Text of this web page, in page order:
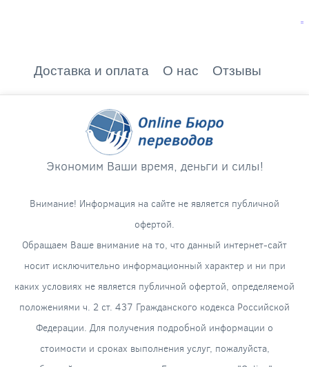
Доставка и оплата О нас Отзывы
Экономим Ваши время, деньги и силы!
Внимание! Информация на сайте не является публичной
офертой.
Обращаем Ваше внимание на то, что данный интернет-сайт
носит исключительно информационный характер и ни при
каких условиях не является публичной офертой, определяемой
положениями ч. 2 ст. 437 Гражданского кодекса Российской
Федерации. Для получения подробной информации о
стоимости и сроках выполнения услуг, пожалуйста,